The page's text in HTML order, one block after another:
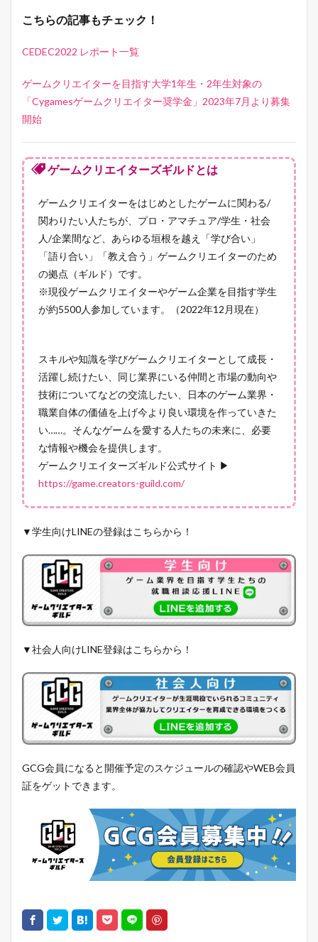
こちらの記事もチェック！
CEDEC2022 レポート一覧
ゲームクリエイターを目指す大学1年生・2年生対象の
「Cygamesゲームクリエイター奨学金」2023年7月より募集
開始
ゲームクリエイターズギルドとは
ゲームクリエイターをはじめとしたゲームに関わる/
関わりたい人たちが、プロ・アマチュア/学生・社会
人/企業間など、あらゆる垣根を越え「学び合い」
「語り合い」「教え合う」ゲームクリエイターのため
の拠点（ギルド）です。
※現役ゲームクリエイターやゲーム企業を目指す学生
が約5500人参加しています。（2022年12月現在）
スキルや知識を学びゲームクリエイターとして成長・
活躍し続けたい、同じ業界にいる仲間と市場の動向や
技術についてなどの交流したい、日本のゲーム業界・
職業自体の価値を上げ今より良い環境を作っていきた
い……。そんなゲームを愛する人たちの未来に、必要
な情報や機会を提供します。
ゲームクリエイターズギルド公式サイト ▶
https://game.creators-guild.com/
▼学生向けLINEの登録はこちらから！
▼社会人向けLINE登録はこちらから！
GCG会員になると開催予定のスケジュールの確認やWEB会員
証をゲットできます。